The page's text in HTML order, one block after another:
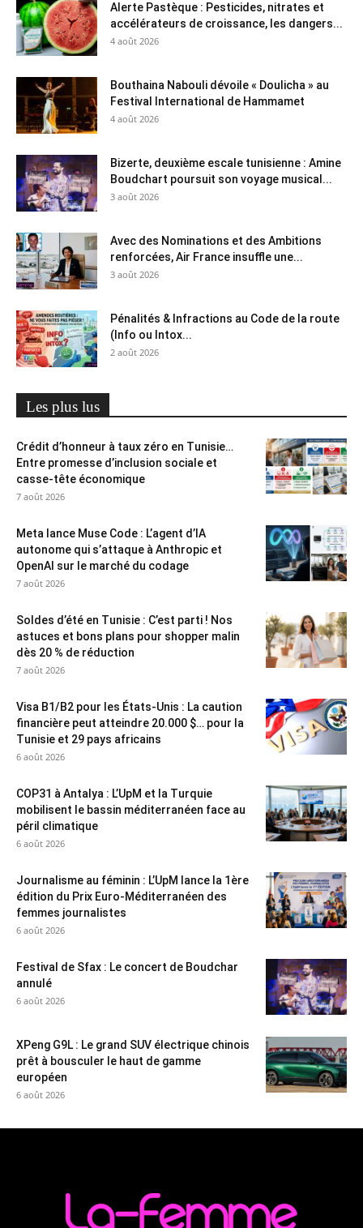
Alerte Pastèque : Pesticides, nitrates et
accélérateurs de croissance, les dangers...
4 août 2026
Bouthaina Nabouli dévoile « Doulicha » au
Festival International de Hammamet
4 août 2026
Bizerte, deuxième escale tunisienne : Amine
Boudchart poursuit son voyage musical...
3 août 2026
Avec des Nominations et des Ambitions
renforcées, Air France insuffle une...
3 août 2026
Pénalités & Infractions au Code de la route
(Info ou Intox...
2 août 2026
Les plus lus
Crédit d’honneur à taux zéro en Tunisie…
Entre promesse d’inclusion sociale et
casse-tête économique
7 août 2026
Meta lance Muse Code : L’agent d’IA
autonome qui s’attaque à Anthropic et
OpenAI sur le marché du codage
7 août 2026
Soldes d’été en Tunisie : C’est parti ! Nos
astuces et bons plans pour shopper malin
dès 20 % de réduction
7 août 2026
Visa B1/B2 pour les États-Unis : La caution
financière peut atteindre 20.000 $… pour la
Tunisie et 29 pays africains
6 août 2026
COP31 à Antalya : L’UpM et la Turquie
mobilisent le bassin méditerranéen face au
péril climatique
6 août 2026
Journalisme au féminin : L’UpM lance la 1ère
édition du Prix Euro-Méditerranéen des
femmes journalistes
6 août 2026
Festival de Sfax : Le concert de Boudchar
annulé
6 août 2026
XPeng G9L : Le grand SUV électrique chinois
prêt à bousculer le haut de gamme
européen
6 août 2026